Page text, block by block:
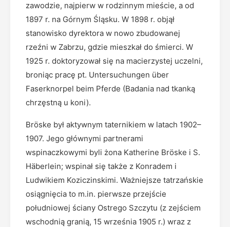
zawodzie, najpierw w rodzinnym mieście, a od
1897 r. na Górnym Śląsku. W 1898 r. objął
stanowisko dyrektora w nowo zbudowanej
rzeźni w Zabrzu, gdzie mieszkał do śmierci. W
1925 r. doktoryzował się na macierzystej uczelni,
broniąc pracę pt. Untersuchungen über
Faserknorpel beim Pferde (Badania nad tkanką
chrzęstną u koni).
Bröske był aktywnym taternikiem w latach 1902–
1907. Jego głównymi partnerami
wspinaczkowymi byli żona Katherine Bröske i S.
Häberlein; wspinał się także z Konradem i
Ludwikiem Koziczinskimi. Ważniejsze tatrzańskie
osiągnięcia to m.in. pierwsze przejście
południowej ściany Ostrego Szczytu (z zejściem
wschodnią granią, 15 września 1905 r.) wraz z